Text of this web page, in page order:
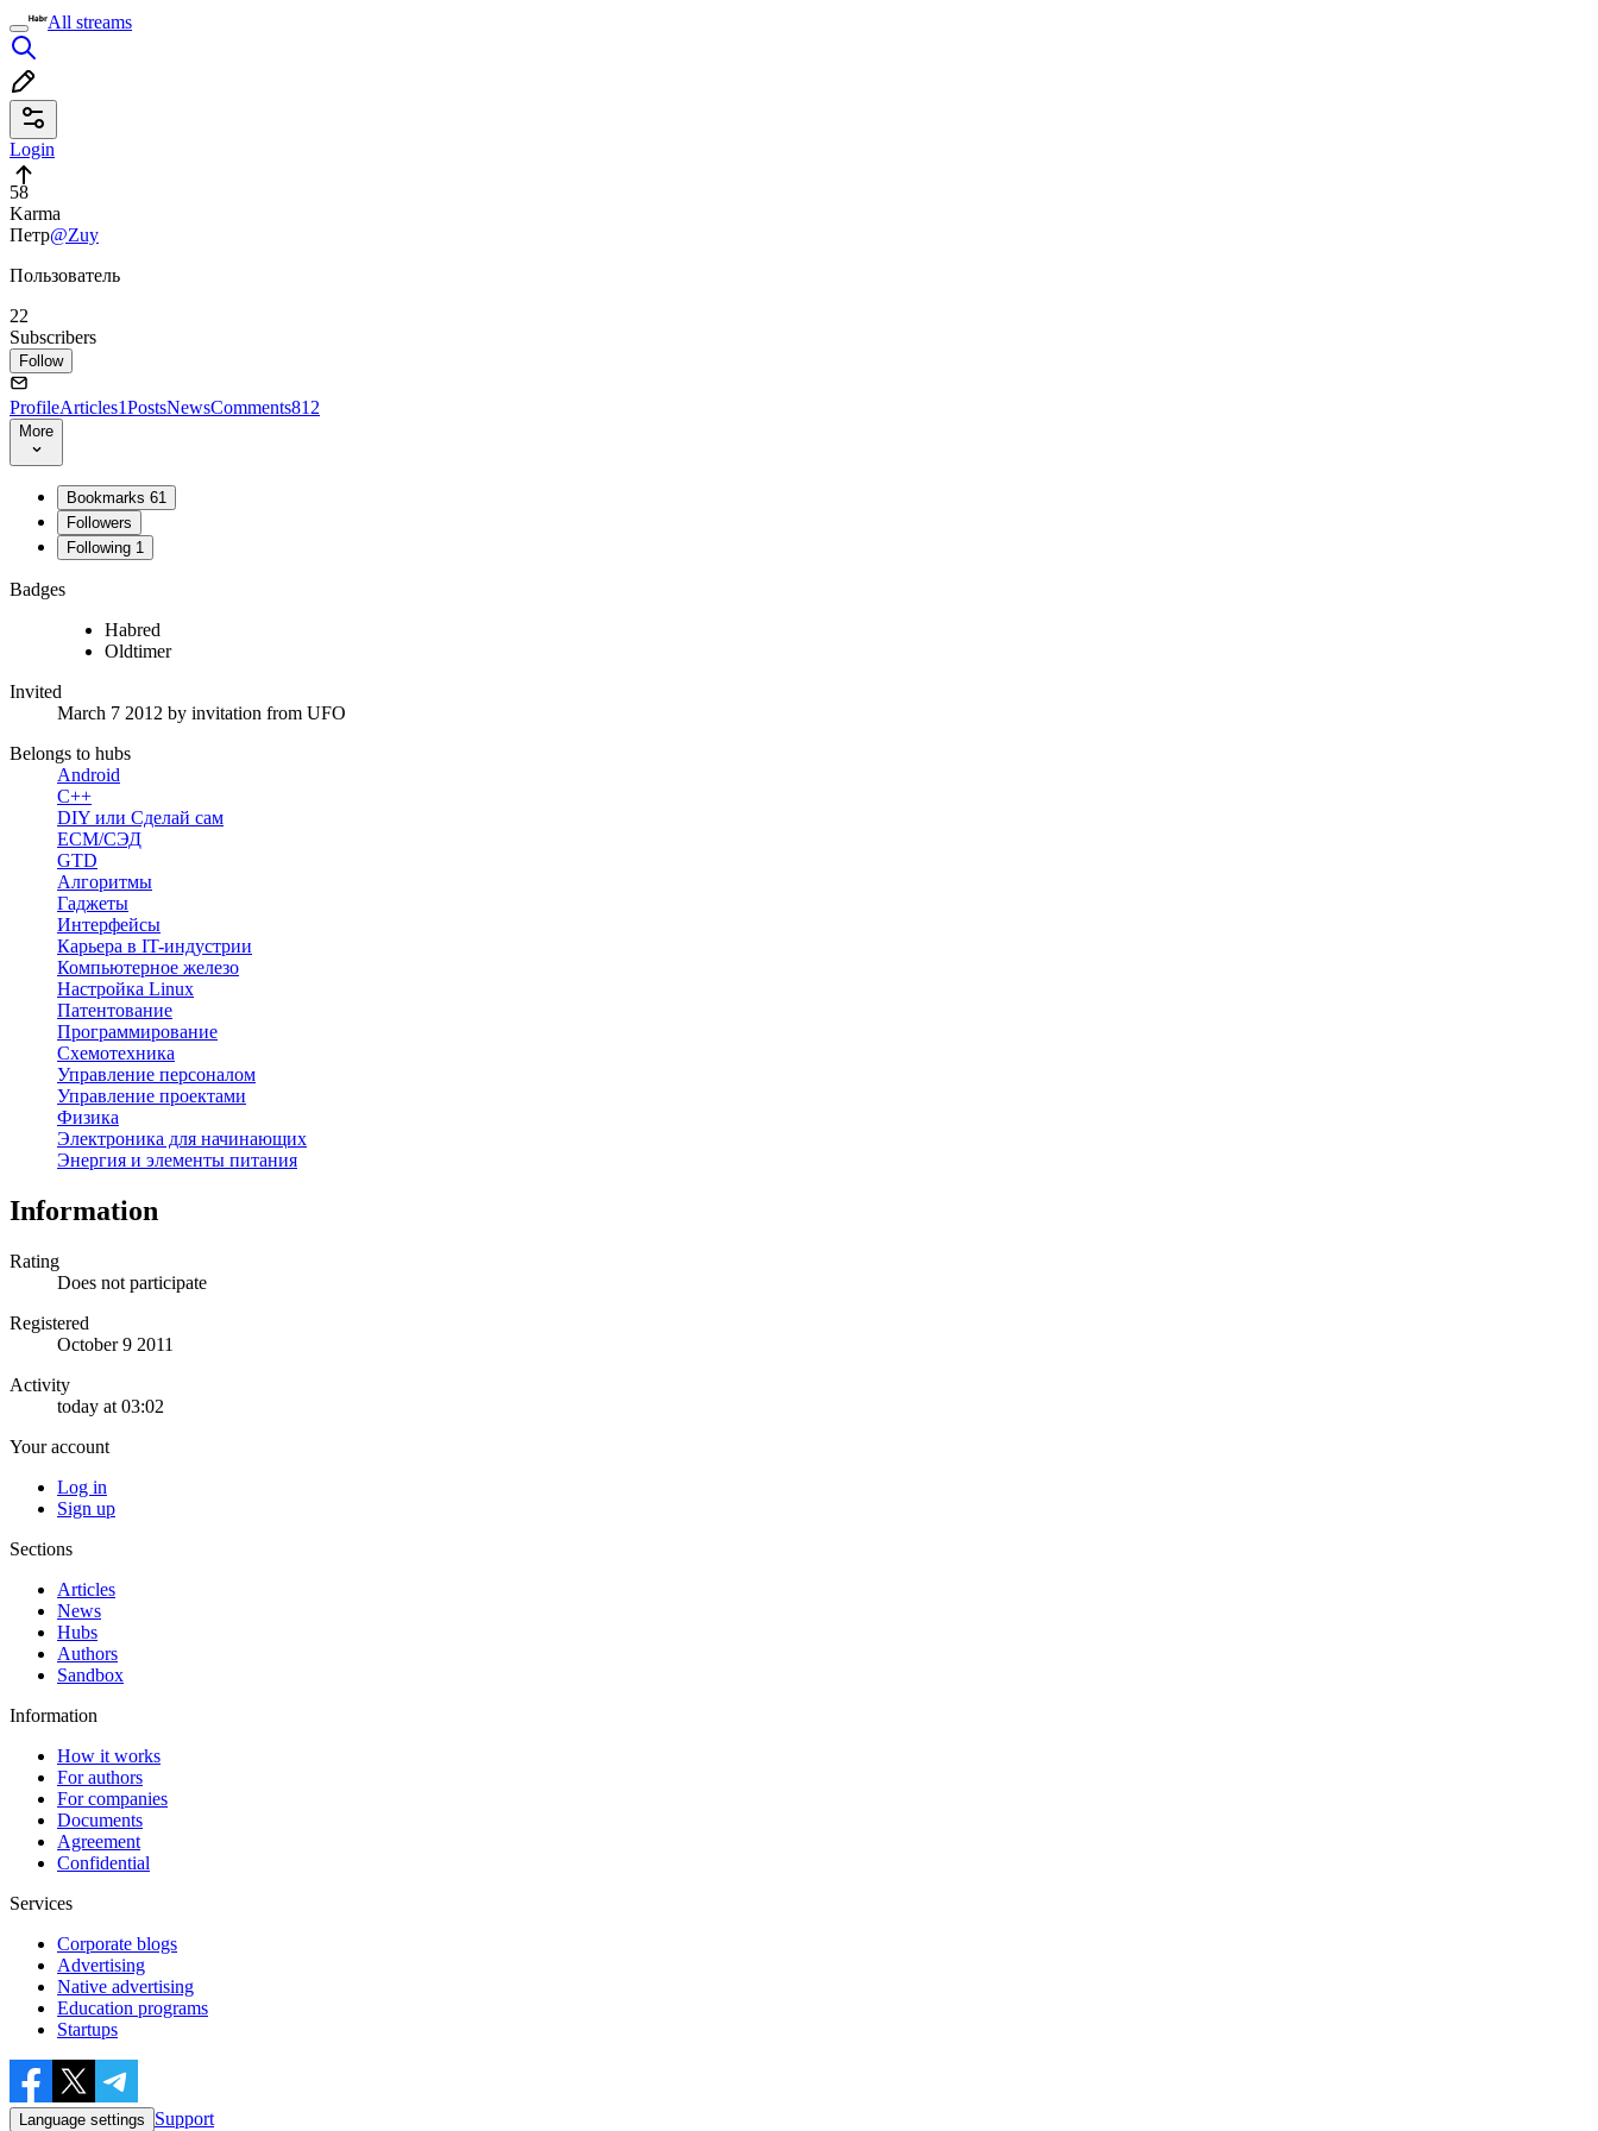
All streams
Login
58
Karma
Петр@Zuy
Пользователь
22
Subscribers
Follow
ProfileArticles1PostsNewsComments812
More
Bookmarks 61
Followers
Following 1
Badges
Habred
Oldtimer
Invited
March 7 2012 by invitation from UFO
Belongs to hubs
Android
C++
DIY или Сделай сам
ECM/СЭД
GTD
Алгоритмы
Гаджеты
Интерфейсы
Карьера в IT-индустрии
Компьютерное железо
Настройка Linux
Патентование
Программирование
Схемотехника
Управление персоналом
Управление проектами
Физика
Электроника для начинающих
Энергия и элементы питания
Information
Rating
Does not participate
Registered
October 9 2011
Activity
today at 03:02
Your account
Log in
Sign up
Sections
Articles
News
Hubs
Authors
Sandbox
Information
How it works
For authors
For companies
Documents
Agreement
Confidential
Services
Corporate blogs
Advertising
Native advertising
Education programs
Startups
Language settings Support